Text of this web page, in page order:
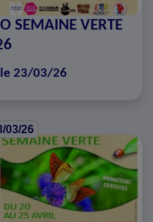
SEMAINE VERTE
23/03/26
03/26